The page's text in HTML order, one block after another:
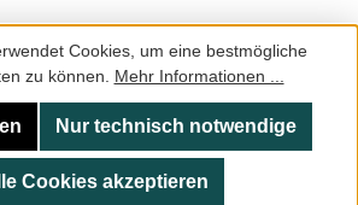
Cookies, um eine bestmögliche
zu können. Mehr Informationen ...
Nur technisch notwendige
Cookies akzeptieren